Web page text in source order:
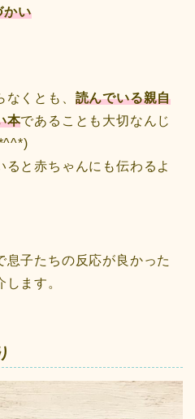
かい
くとも、 読んでいる親自
本であることも大切なんじ
と赤ちゃんにも伝わるよ
息子たちの反応が良かった
します。